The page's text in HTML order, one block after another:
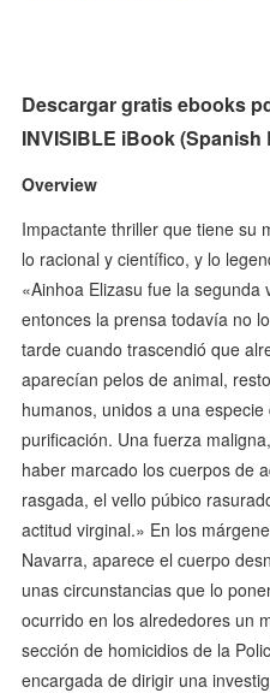
Descargar gratis ebooks
INVISIBLE iBook (Spanish
Overview
Impactante thriller que tiene su
lo racional y científico, y lo
«Ainhoa Elizasu fue la
entonces la prensa todavía no
tarde cuando trascendió que
aparecían pelos de animal,
humanos, unidos a una
purificación. Una fuerza
haber marcado los cuerpos de
rasgada, el vello púbico
actitud virginal.» En los
Navarra, aparece el cuerpo
unas circunstancias que lo
ocurrido en los alrededores un
sección de homicidios de la
encargada de dirigir una